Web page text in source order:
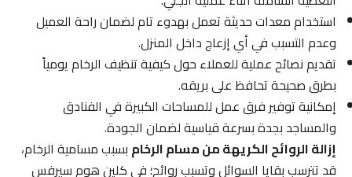
استخدام معدات حديثة تعمل بهدوء تام لضمان راحة العميل
وعدم التسبب في أي إزعاج داخل المنزل.
تقديم نصائح عملية للعملاء حول كيفية تنظيف الرخام يومياً
بطرق صحيحة تحافظ على بريقه.
إمكانية توفير فرق عمل للمساحات الكبيرة في الفنادق
والمساجد بجدة بسرعة قياسية لضمان الجودة.
إزالة الروائح الكريهة من مسام الرخامبسبب مسامية الرخام،
قد تترسب بقايا السوائل وتسبب روائح؛ في كلين هوم سيرفس